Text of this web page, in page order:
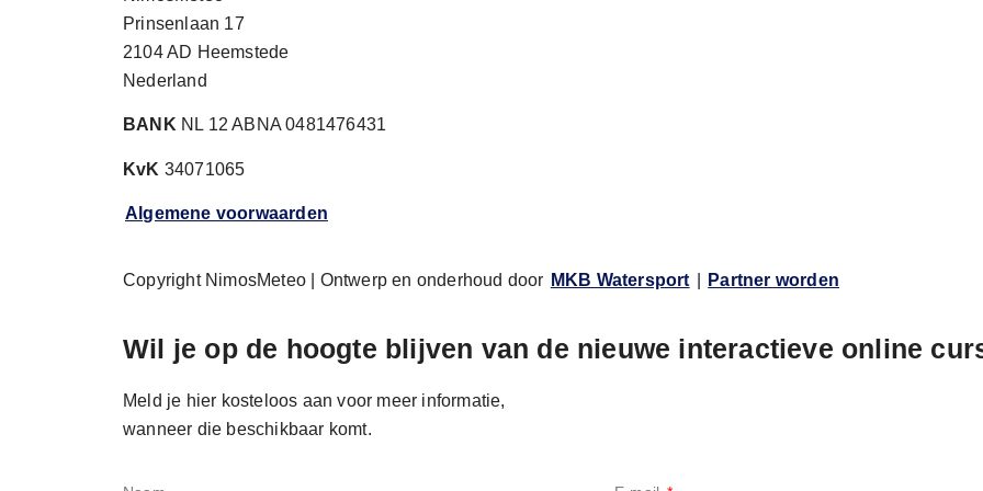
Prinsenlaan 17
2104 AD Heemstede
Nederland
BANK NL 12 ABNA 0481476431
KvK 34071065
Algemene voorwaarden
Copyright NimosMeteo | Ontwerp en onderhoud door MKB Watersport Partner worden
Wil je op de hoogte blijven van de nieuwe interactieve online
Meld je hier kosteloos aan voor meer informatie,
wanneer die beschikbaar komt.